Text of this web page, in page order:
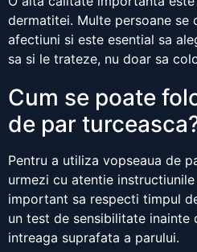
dermatitei. Multe persoane se
afectiuni si este esential sa
sa si le trateze, nu doar sa
Cum se poate
de par
Pentru a utiliza vopseaua de
urmezi cu atentie
important sa respecti timpul
un test de sensibilitate inainte
intreaga suprafata a parului.